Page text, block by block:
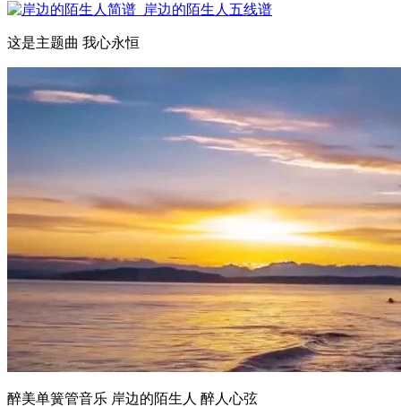
这是主题曲 我心永恒
醉美单簧管音乐 岸边的陌生人 醉人心弦